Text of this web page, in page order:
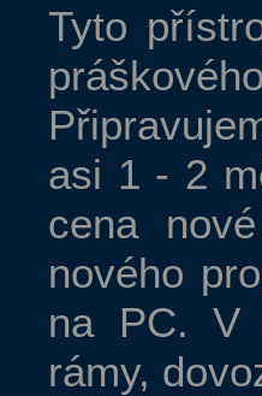
měření
sbíhavosti
Tyto
asi 1 - 2
cena
nového
na PC. V
rámy,